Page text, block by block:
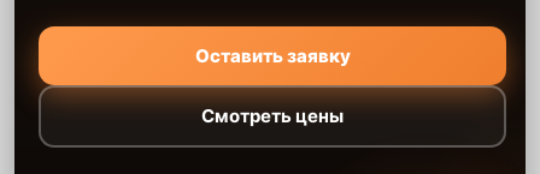
Оставить заявку
Смотреть цены